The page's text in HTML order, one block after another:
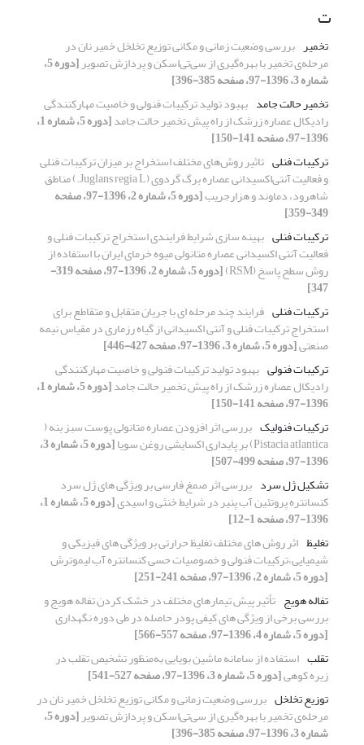
ت
تخمیر بررسی وضعیت زمانی و مکانی توزیع تخلخل خمیر نان در
مرحله‌ی تخمیر با بهره‌گیری از سی‌تی‌اسکن و پردازش تصویر [دوره 5،
شماره 3، 1396-97، صفحه 385-396]
تخمیر حالت جامد بهبود تولید ترکیبات فنولی و خاصیت مهارکنندگی
رادیکال عصاره‌ زرشک از راه پیش تخمیر حالت جامد [دوره 5، شماره 1،
1396-97، صفحه 141-150]
ترکیبات فنلی تاثیر روش‌های مختلف استخراج بر میزان ترکیبات فنلی
و فعالیت آنتی‌اکسیدانی عصاره برگ گردوی (Juglans regia L.) مناطق
شاهرود، دماوند و هزارجریب [دوره 5، شماره 2، 1396-97، صفحه
349-359]
ترکیبات فنلی بهینه سازی شرایط فرایندی استخراج ترکیبات فنلی و
فعالیت آنتی اکسیدانی عصاره متانولی میوه خرمای ایران با استفاده از
روش سطح پاسخ (RSM) [دوره 5، شماره 2، 1396-97، صفحه 319-
347]
ترکیبات فنلی فرایند چند مرحله ای با جریان متقابل و متقاطع برای
استخراج ترکیبات فنلی و آنتی اکسیدانی از گیاه رزماری در مقیاس نیمه
صنعتی[دوره 5، شماره 3، 1396-97، صفحه 427-446]
ترکیبات فنولی بهبود تولید ترکیبات فنولی و خاصیت مهارکنندگی
رادیکال عصاره‌ زرشک از راه پیش تخمیر حالت جامد [دوره 5، شماره 1،
1396-97، صفحه 141-150]
ترکیبات فنولیک بررسی اثر افزودن عصاره متانولی پوست سبز بنه (
Pistacia atlantica) بر پایداری اکسایشی روغن سویا [دوره 5، شماره 3،
1396-97، صفحه 499-507]
تشکیل ژل سرد بررسی اثر صمغ فارسی بر ویژگی های ژل سرد
کنسانتره پروتئین آب پنیر در شرایط خنثی و اسیدی [دوره 5، شماره 1،
1396-97، صفحه 1-12]
تغلیظ اثر روش ‏های مختلف تغلیظ حرارتی بر ویژگی‏ های فیزیکی و
شیمیایی،ترکیبات فنولی و خصوصیات حسی کنسانتره آب لیموترش
[دوره 5، شماره 2، 1396-97، صفحه 241-251]
تفاله هویج تأثیر پیش تیمارهای مختلف در خشک کردن تفاله هویج و
بررسی برخی از ویژگی های کیفی پودر حاصله در طی دوره نگهداری
[دوره 5، شماره 4، 1396-97، صفحه 557-566]
تقلب استفاده از سامانه ماشین بویایی به‌منظور تشخیص تقلب در
زیره کوهی[دوره 5، شماره 3، 1396-97، صفحه 527-541]
توزیع تخلخل بررسی وضعیت زمانی و مکانی توزیع تخلخل خمیر نان در
مرحله‌ی تخمیر با بهره‌گیری از سی‌تی‌اسکن و پردازش تصویر [دوره 5،
شماره 3، 1396-97، صفحه 385-396]